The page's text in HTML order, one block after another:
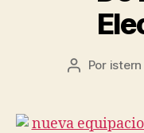
Autor
entrada
Por istern